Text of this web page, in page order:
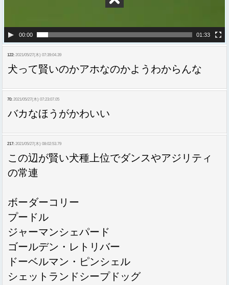
00:00 01:33
122: 2021/05/27(木) 07:39:04.39
犬って賢いのかアホなのかようわからんな
70: 2021/05/27(木) 07:23:07.05
バカなほうがかわいい
217: 2021/05/27(木) 08:02:53.79
この辺が賢い犬種上位でダンスやアジリティ
の常連
ボーダーコリー
プードル
ジャーマンシェパード
ゴールデン・レトリバー
ドーベルマン・ピンシェル
シェットランドシープドッグ